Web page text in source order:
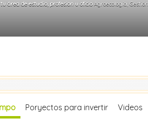
área de estudio, profesion u oficioAgroecología,
Poryectos para invertir Videos